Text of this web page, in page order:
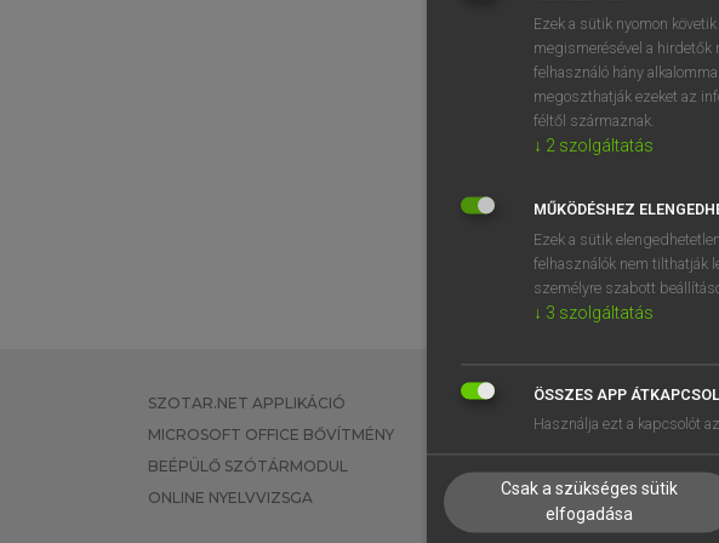
BELÉPÉS
SZOTAR.NET APPLIKÁCIÓ
MICROSOFT OFFICE BŐVÍTMÉNY
BEÉPÜLŐ SZÓTÁRMODUL
ONLINE NYELVVIZSGA
EGYÉNI FELHASZNÁLÓKNAK
TANULÓKNAK
VÁLLALATI MEGOLDÁSOK
Ezek a sütik nyomon
megismerésével a hirdetők
felhasználó hány
megoszthatják ezeket az
féltől származnak.
↓ 2 szolgáltatás
MŰKÖDÉSHEZ
Ezek a sütik
felhasználók nem tilthatják
személyre szabott
↓ 3 szolgáltatás
ÖSSZES APP
Használja ezt a kapcsolót
Csak a szükséges sütik
elfogadása